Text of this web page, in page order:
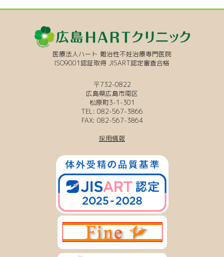
医療法人ハート 難治性不妊治療専門医院
ISO9001認証取得 JISART認定審査合格
〒732-0822
広島県広島市南区
松原町3-1-301
TEL: 082-567-3866
FAX: 082-567-3864
採用情報